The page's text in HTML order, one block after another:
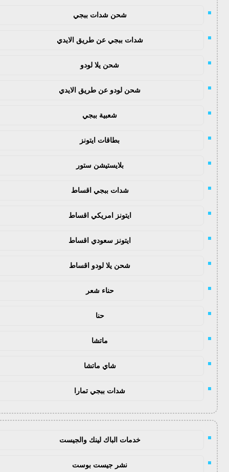
شحن شدات ببجي
شدات ببجي عن طريق الايدي
شحن يلا لودو
شحن لودو عن طريق الايدي
شعبية ببجي
بطاقات ايتونز
بلايستيشن ستور
شدات ببجي اقساط
ايتونز امريكي اقساط
ايتونز سعودي اقساط
شحن يلا لودو اقساط
حناء شعر
حنا
ماتشا
شاي ماتشا
شدات ببجي تمارا
خدمات الباك لينك والجيست
نشر جيست بوست